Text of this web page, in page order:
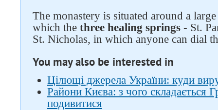
The monastery is situated around a
which the three healing springs - St.
St. Nicholas, in which anyone can dial
You may also be interested in
Цілющі джерела України: куди
Райони Києва: з чого складається
подивитися